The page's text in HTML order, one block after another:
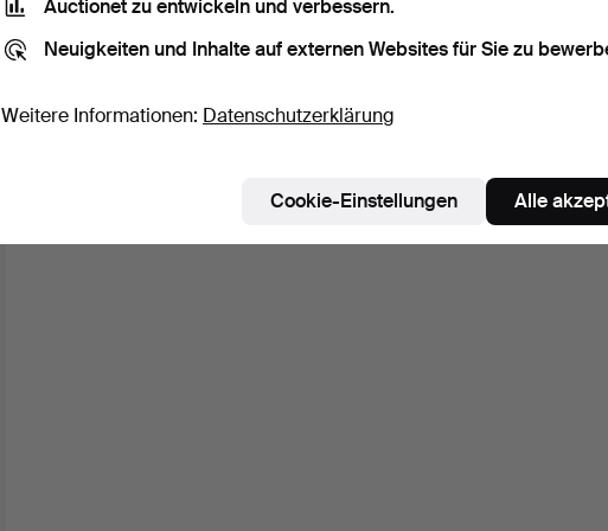
Auctionet zu entwickeln und verbessern.
Neuigkeiten und Inhalte auf externen Websites für Sie zu
Weitere Informationen: Datenschutzerklärung
Cookie-Einstellungen Alle